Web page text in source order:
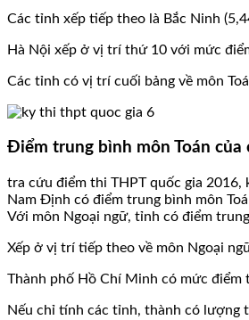
Các tỉnh xếp tiếp theo là Bắc Ninh
Hà Nội xếp ở vị trí thứ 10 với mức
Các tỉnh có vị trí cuối bảng về môn
Điểm trung bình môn Toán của
tra cứu điểm thi THPT quốc gia
Nam Định có điểm trung bình môn
Với môn Ngoại ngữ, tỉnh có điểm
Xếp ở vị trí tiếp theo về môn Ngoại
Thành phố Hồ Chí Minh có mức
Nếu chỉ tính các tỉnh, thành có lượng